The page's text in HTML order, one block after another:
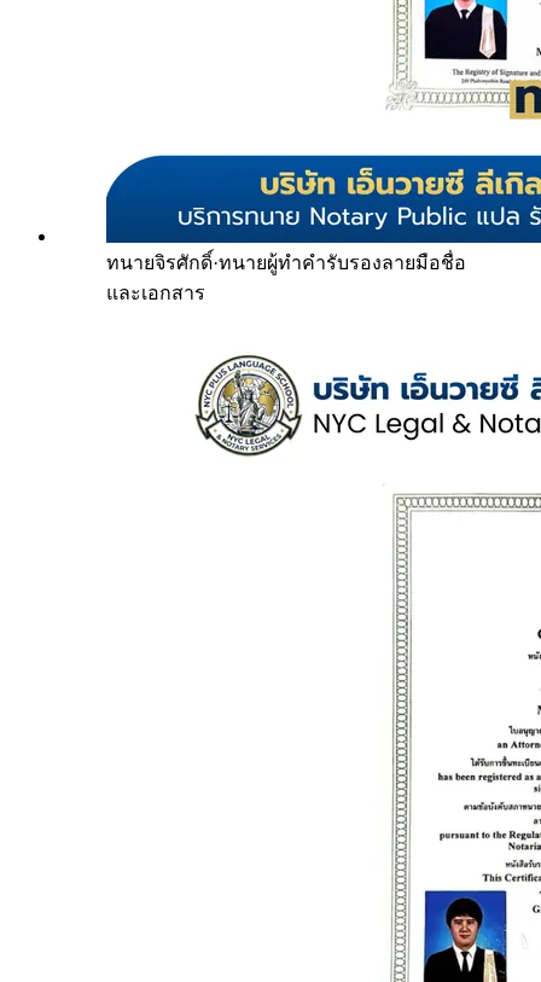
ทนายจิรศักดิ์·ทนายผู้ทำคำรับรองลายมือชื่อ
และเอกสาร